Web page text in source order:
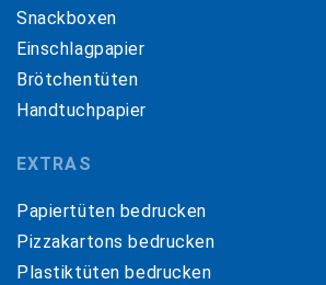
Snackboxen
Einschlagpapier
Brötchentüten
Handtuchpapier
EXTRAS
Papiertüten bedrucken
Pizzakartons bedrucken
Plastiktüten bedrucken